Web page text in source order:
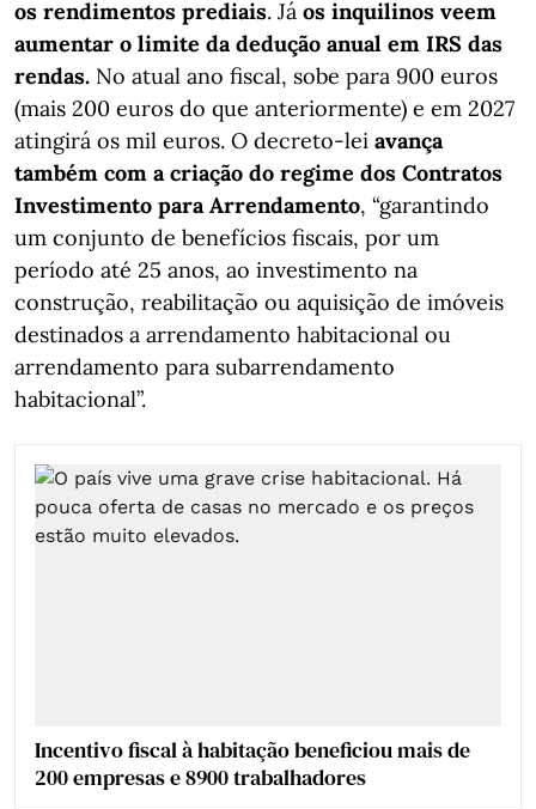
os rendimentos prediais. Já os inquilinos veem
aumentar o limite da dedução anual em IRS das
rendas. No atual ano fiscal, sobe para 900 euros
(mais 200 euros do que anteriormente) e em 2027
atingirá os mil euros. O decreto-lei avança
também com a criação do regime dos Contratos
Investimento para Arrendamento, “garantindo
um conjunto de benefícios fiscais, por um
período até 25 anos, ao investimento na
construção, reabilitação ou aquisição de imóveis
destinados a arrendamento habitacional ou
arrendamento para subarrendamento
habitacional”.
Incentivo fiscal à habitação beneficiou mais de
200 empresas e 8900 trabalhadores